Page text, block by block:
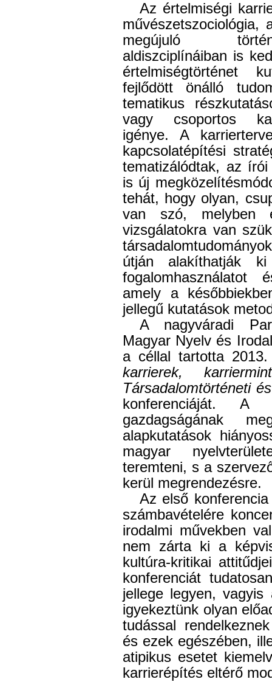
Az értelmiségi
művészetszociológia,
megújuló
aldiszciplínáiban is
értelmiségtörténet
fejlődött önálló
tematikus
vagy csoportos
igénye. A
kapcsolatépítési
tematizálódtak, az
is új
tehát, hogy olyan,
van szó, melyben
vizsgálatokra van
útján alakíthatják
fogalomhasználatot
amely a
jellegű kutatások
A nagyváradi
Magyar Nyelv és
a céllal tartotta
karrierek,
Társadalomtörténeti
konferenciáját. A
gazdagságának
alapkutatások
magyar
teremteni, s a
kerül megrendezésre.
Az első
számbavételére
irodalmi művekben
nem zárta ki a
kultúra-kritikai
konferenciát
jellege legyen, vagyis
igyekeztünk olyan
tudással
és ezek egészében,
atipikus esetet
karrierépítés eltérő